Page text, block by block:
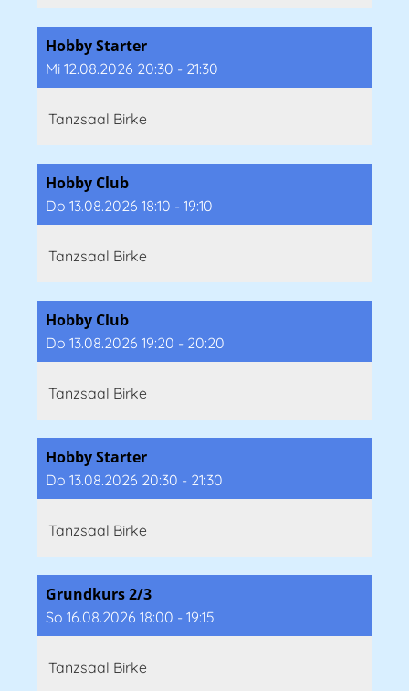
Hobby Starter
Mi 12.08.2026 20:30 - 21:30
Tanzsaal Birke
Hobby Club
Do 13.08.2026 18:10 - 19:10
Tanzsaal Birke
Hobby Club
Do 13.08.2026 19:20 - 20:20
Tanzsaal Birke
Hobby Starter
Do 13.08.2026 20:30 - 21:30
Tanzsaal Birke
Grundkurs 2/3
So 16.08.2026 18:00 - 19:15
Tanzsaal Birke